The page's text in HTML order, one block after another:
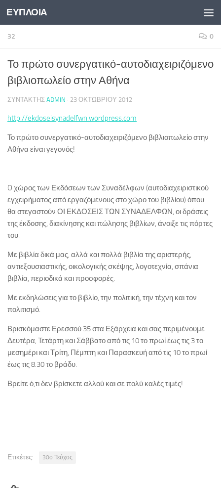
Skip to content
ΕΥΠΛΟΙΑ
32 0
Το πρώτο συνεργατικό-αυτοδιαχειριζόμενο
βιβλιοπωλείο στην Αθήνα
ΣΥΝΤΆΚΤΗΣ ADMIN · 23 ΟΚΤΩΒΡΊΟΥ 2012
http://ekdoseisynadelfwn.wordpress.com
Το πρώτο συνεργατικό-αυτοδιαχειριζόμενο βιβλιοπωλείο στην
Αθήνα είναι γεγονός!
O χώρος των Εκδόσεων των Συναδέλφων (αυτοδιαχειριστικού
εγχειρήματος από εργαζόμενους στο χώρο του βιβλίου) όπου
θα στεγαστούν ΟΙ ΕΚΔΟΣΕΙΣ ΤΩΝ ΣΥΝΑΔΕΛΦΩΝ, οι δράσεις
της έκδοσης, διακίνησης και πώλησης βιβλίων, άνοιξε τις πόρτες
του.
Με βιβλία δικά μας, αλλά και πολλά βιβλία της αριστερής,
αντιεξουσιαστικής, οικολογικής σκέψης, λογοτεχνία, σπάνια
βιβλία, περιοδικά και προσφορές.
Με εκδηλώσεις για το βιβλίο, την πολιτική, την τέχνη και τον
πολιτισμό.
Βρισκόμαστε Ερεσσού 35 στα Εξάρχεια και σας περιμένουμε
Δευτέρα, Τετάρτη και Σάββατο από τις 10 το πρωί έως τις 3 το
μεσημέρι και Τρίτη, Πέμπτη και Παρασκευή από τις 10 το πρωί
έως τις 8.30 το βράδυ.
Βρείτε ό,τι δεν βρίσκετε αλλού και σε πολύ καλές τιμές!
Ετικέτες: 30ο Τεύχος